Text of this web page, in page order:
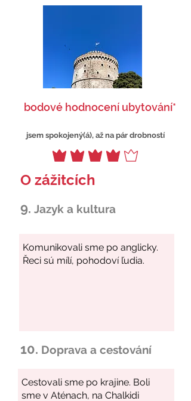
bodové hodnocení ubytování*
jsem spokojený(á), až na pár drobností
O zážitcích
9. Jazyk a kultura
10. Doprava a cestování